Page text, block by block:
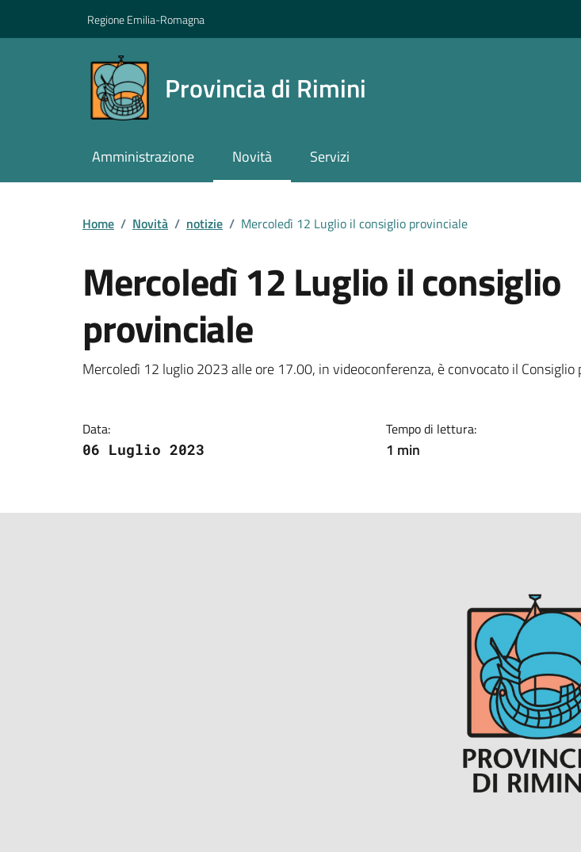
Regione Emilia-Romagna
Provincia di Rimini
Amministrazione Novità Servizi
Home / Novità / notizie / Mercoledì 12 Luglio il consiglio provinciale
Mercoledì 12 Luglio il consiglio
provinciale
Dettagli della notizia
Mercoledì 12 luglio 2023 alle ore 17.00, in videoconferenza, è convocato il Consiglio
Data:
06 Luglio 2023
Tempo di lettura:
1 min